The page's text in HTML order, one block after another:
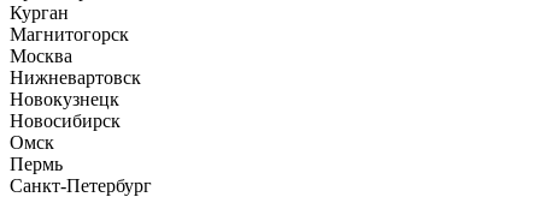
Курган
Магнитогорск
Москва
Нижневартовск
Новокузнецк
Новосибирск
Омск
Пермь
Санкт-Петербург